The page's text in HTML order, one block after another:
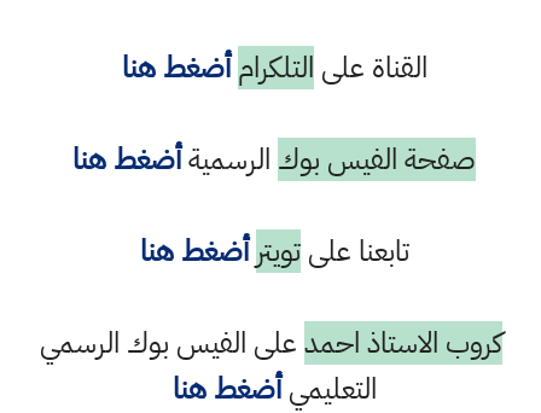
القناة على التلكرام أضغط هنا
صفحة الفيس بوك الرسميةأضغط هنا
تابعنا علىتويتر أضغط هنا
كروب الاستاذ احمدعلى الفيس بوك الرسمي
التعليميأضغط هنا